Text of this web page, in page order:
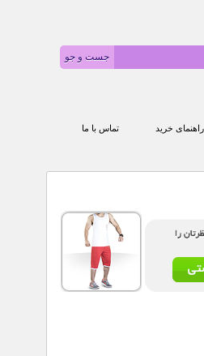
راهنمای خرید تماس با ما